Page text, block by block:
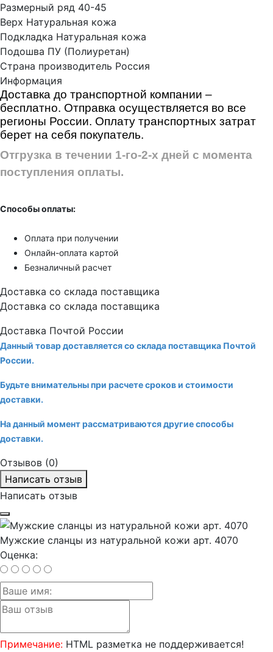
Размерный ряд 40-45
Верх Натуральная кожа
Подкладка Натуральная кожа
Подошва ПУ (Полиуретан)
Страна производитель Россия
Информация
Доставка до транспортной компании –
бесплатно. Отправка осуществляется во все
регионы России. Оплату транспортных затрат
берет на себя покупатель.
Отгрузка в течении 1-го-2-х дней с момента
поступления оплаты.
Способы оплаты:
Оплата при получении
Онлайн-оплата картой
Безналичный расчет
Доставка со склада поставщика
Доставка со склада поставщика
Доставка Почтой России
Данный товар доставляется со склада поставщика Почтой
России.
Будьте внимательны при расчете сроков и стоимости
доставки.
На данный момент рассматриваются другие способы
доставки.
Отзывов (0)
Написать отзыв
Написать отзыв
Мужские сланцы из натуральной кожи арт. 4070
Оценка:
Примечание: HTML разметка не поддерживается!